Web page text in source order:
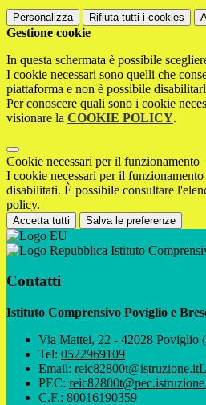
Personalizza Rifiuta tutti i cookies
Gestione cookie
In questa schermata è possibile
I cookie necessari sono quelli che
piattaforma e non è possibile
Per conoscere quali sono i cookie
visionare la COOKIE POLICY.
Cookie necessari per il funzionamento
I cookie necessari per il funzionamento
disabilitati. È possibile consultare
policy.
Accetta tutti Salva le preferenze
Istituto
Contatti
Istituto Comprensivo Poviglio e
Via Mattei, 22 - 42028 Poviglio
Tel: 0522969109
Email: reic82800t@istruzione.it
PEC:
C.F.: 80016190359